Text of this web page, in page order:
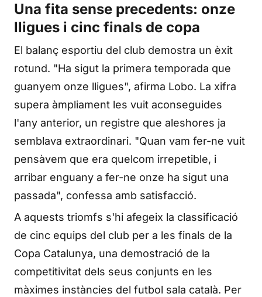
Una fita sense precedents: onze
lligues i cinc finals de copa
El balanç esportiu del club demostra un èxit
rotund. "Ha sigut la primera temporada que
guanyem onze lligues", afirma Lobo. La xifra
supera àmpliament les vuit aconseguides
l'any anterior, un registre que aleshores ja
semblava extraordinari. "Quan vam fer-ne vuit
pensàvem que era quelcom irrepetible, i
arribar enguany a fer-ne onze ha sigut una
passada", confessa amb satisfacció.
A aquests triomfs s'hi afegeix la classificació
de cinc equips del club per a les finals de la
Copa Catalunya, una demostració de la
competitivitat dels seus conjunts en les
màximes instàncies del futbol sala català. Per